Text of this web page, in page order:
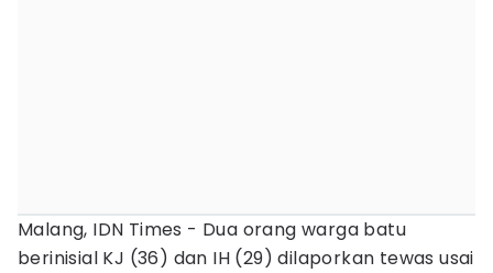
Malang, IDN Times - Dua orang warga batu
berinisial KJ (36) dan IH (29) dilaporkan tewas usai